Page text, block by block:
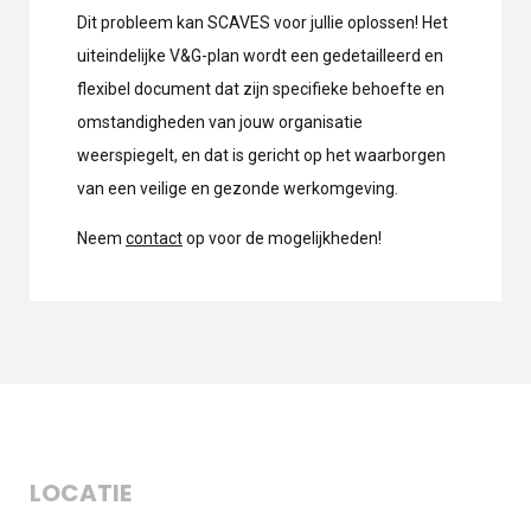
Dit probleem kan SCAVES voor jullie oplossen! Het
uiteindelijke V&G-plan wordt een gedetailleerd en
flexibel document dat zijn specifieke behoefte en
omstandigheden van jouw organisatie
weerspiegelt, en dat is gericht op het waarborgen
van een veilige en gezonde werkomgeving.
Neem contactop voor de mogelijkheden!
LOCATIE